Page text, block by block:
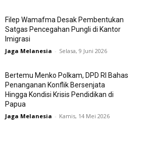
Filep Wamafma Desak Pembentukan
Satgas Pencegahan Pungli di Kantor
Imigrasi
Jaga Melanesia - Selasa, 9 Juni 2026
Bertemu Menko Polkam, DPD RI Bahas
Penanganan Konflik Bersenjata
Hingga Kondisi Krisis Pendidikan di
Papua
Jaga Melanesia - Kamis, 14 Mei 2026